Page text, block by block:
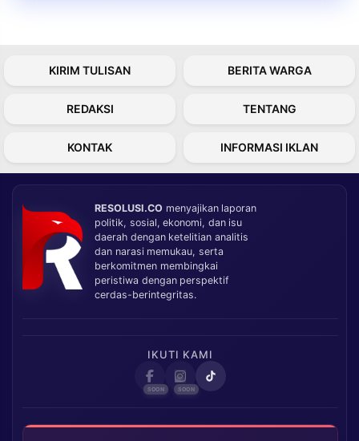
KIRIM TULISAN BERITA WARGA
REDAKSI TENTANG
KONTAK INFORMASI IKLAN
RESOLUSI.CO menyajikan laporan
politik, sosial, ekonomi, dan isu
daerah dengan ketelitian analitis
dan narasi memukau, serta
berkomitmen membingkai
peristiwa dengan perspektif
cerdas-berintegritas.
IKUTI KAMI